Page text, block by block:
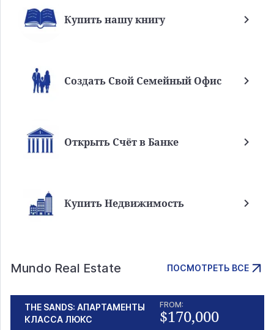
Купить нашу книгу
Создать Свой Семейный Офис
Открыть Счёт в Банке
Купить Недвижимость
Mundo Real Estate ПОСМОТРЕТЬ ВСЕ
THE SANDS: АПАРТАМЕНТЫ
КЛАССА ЛЮКС
FROM:
$170,000